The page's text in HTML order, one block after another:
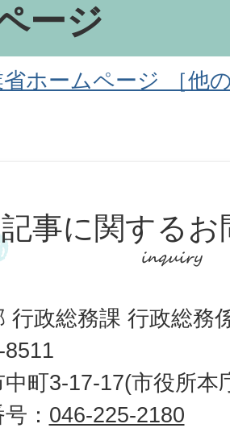
ージ
ホームページ ［他
事に関するお
行政総務課 行政総務
8511
中町3-17-17(市役所本
： 046-225-2180